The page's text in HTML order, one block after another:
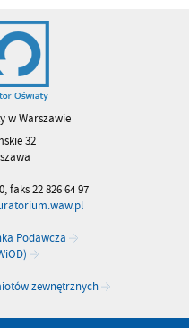
w Warszawie
32
faks 22 826 64 97
Podawcza
zewnętrznych